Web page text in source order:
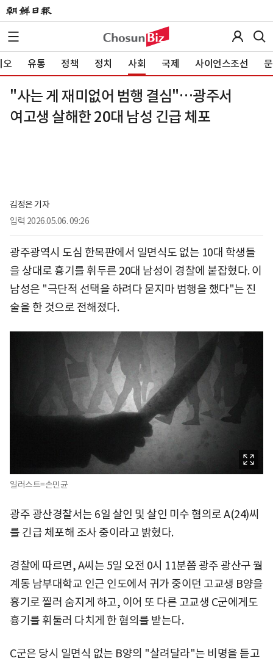
오 유통 정책 정치 사회 국제 사이언스조선
"사는 게 재미없어 범행 결심"…광주서
여고생 살해한 20대 남성 긴급 체포
김정은 기자
입력 2026.05.06. 09:26
광주광역시 도심 한복판에서 일면식도 없는 10대 학생들
을 상대로 흉기를 휘두른 20대 남성이 경찰에 붙잡혔다. 이
남성은 "극단적 선택을 하려다 묻지마 범행을 했다"는 진
술을 한 것으로 전해졌다.
일러스트=손민균
광주 광산경찰서는 6일 살인 및 살인 미수 혐의로 A(24)씨
를 긴급 체포해 조사 중이라고 밝혔다.
경찰에 따르면, A씨는 5일 오전 0시 11분쯤 광주 광산구 월
계동 남부대학교 인근 인도에서 귀가 중이던 고교생 B양을
흉기로 찔러 숨지게 하고, 이어 또 다른 고교생 C군에게도
흉기를 휘둘러 다치게 한 혐의를 받는다.
C군은 당시 일면식 없는 B양의 "살려달라"는 비명을 듣고